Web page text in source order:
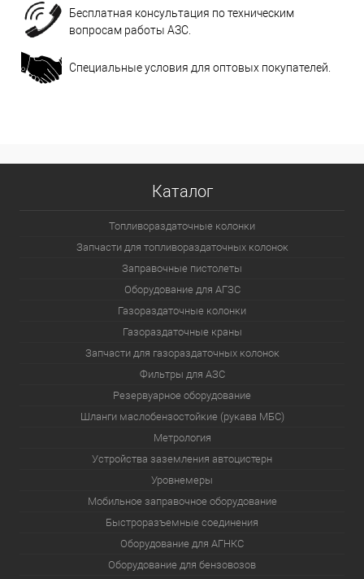
Бесплатная консультация по техническим
вопросам работы АЗС.
Специальные условия для оптовых покупателей.
Каталог
Топливораздаточные колонки
Запчасти для топливораздаточных колонок
Заправочные пистолеты
Оборудование для АГЗС
Газораздаточные колонки
Газораздаточные краны
Запчасти для газораздаточных колонок
Фильтры для АЗС
Резервуарное оборудование
Шланги маслобензостойкие (рукава МБС)
Метрология
Устройства заземления автоцистерн
Уровнемеры
Мобильное заправочное оборудование
Быстроразъемные соединения
Оборудование для АГНКС
Оборудование для бензовозов